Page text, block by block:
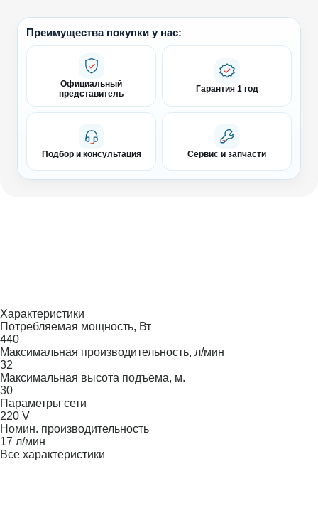
Преимущества покупки у нас:
Официальный
представитель
Гарантия 1 год
Подбор и консультация Сервис и запчасти
Характеристики
Потребляемая мощность, Вт
440
Максимальная производительность, л/мин
32
Максимальная высота подъема, м.
30
Параметры сети
220 V
Номин. производительность
17 л/мин
Все характеристики